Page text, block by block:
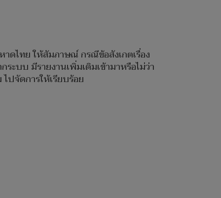
ดไทย ให้สัมภาษณ์ กรณีข้อสังเกตเรื่อง
ะบบ มีรายงานเพิ่มเติมเข้ามาหรือไม่ว่า
จัดการให้เรียบร้อย